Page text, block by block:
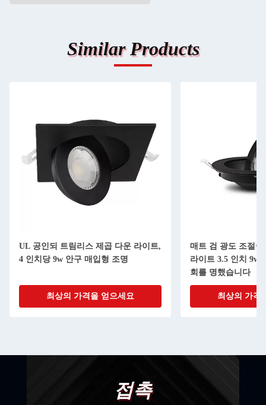
Similar Products
UL 공인되 트림리스 제곱 다운 라이트,
4 인치당 9w 안구 매입형 조명
최상의 가격을 얻으세요
매트 검 광도 조절
라이트 3.5 인치 9w
회를 명했습니다
최상의 가격
접촉